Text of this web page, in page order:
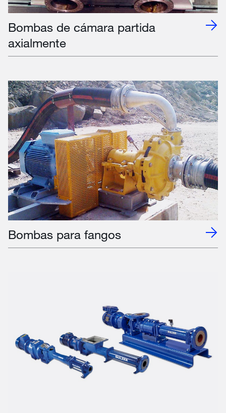
Bombas de cámara partida
axialmente
Bombas para fangos